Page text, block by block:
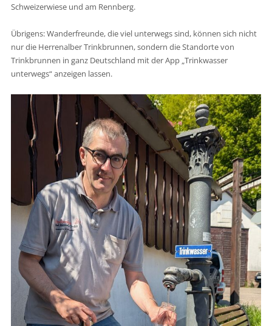
Schweizerwiese und am Rennberg.
Übrigens: Wanderfreunde, die viel unterwegs sind, können sich nicht
nur die Herrenalber Trinkbrunnen, sondern die Standorte von
Trinkbrunnen in ganz Deutschland mit der App „Trinkwasser
unterwegs“ anzeigen lassen.